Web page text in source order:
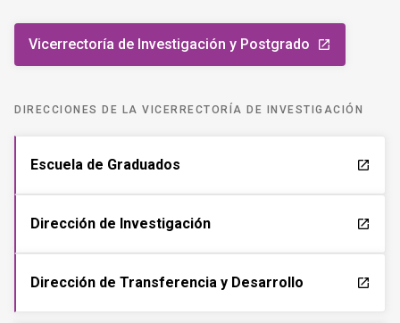
Vicerrectoría de Investigación y Postgrado launch
DIRECCIONES DE LA VICERRECTORÍA DE INVESTIGACIÓN
Escuela de Graduados launch
Dirección de Investigación launch
Dirección de Transferencia y Desarrollo launch